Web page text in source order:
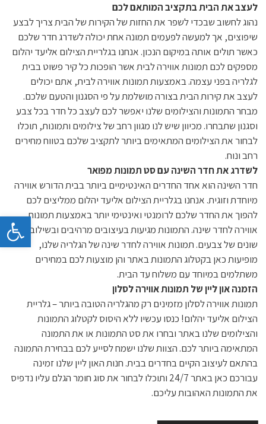
לעצב את הבית בתקציב המותאם לכם
נהוג לחשוב שבכדי לשפר את החזות של הקירות של הבית צריך לבצע
שיפוצים, אך למעשה לפעמים תמונה אחת יכולה לשדרג חדר שלכם
כאשר תולים אותה במיקום הנכון. אנחנו בגלריית הצילום אליעד יהלום
מספקים לכם תמונות אווירה לבית אשר הופכות כל קיר פשוט בבית
לגלריה בפני עצמה. באמצעות תמונות אווירה לבית, אתם יכולים
לעצב את קירות הבית בצורה מושלמת על פי הסגנון והטעם שלכם.
מבחר התמונות והצילומים שלנו יאפשר לכם לעצב כל חדר בכל צבע
וסגנון שתבחרו. מכיוון שיש לנו מגוון רחב של צילומים ותמונות, תוכלו
לבחור את הצילומים המתאימים ביותר לתקציב שלכם בטווח מחירים
רחב ונוח.
לשדרג את חדר השינה עם סט תמונות מפואר
חדר השינה הוא אחד החדרים האינטימיים ביותר בבית הדורש אווירה
מיוחדת וזוגית. אנחנו בגלריית הצילום אליעד יהלום ממליצים לכם
להפוך את החדר שלכם לרומנטי ואינטימי יותר באמצעות תמונות
אווירה לחדר שינה. התמונות מגיעות בעיצובים מרהיבים ובשילובים
שונים של צבעים. תמונות אווירה לחדר שינה של הגלריה שלנו,
מופיעות כאן בקטלוג התמונות באתר והן מוצעות לכם במחירים
משתלמים במיוחד עם משלוח עד הבית.
הזמנה און ליין של תמונות אווירה לסלון
תמונות אווירה לסלון מזמינים רק מהגלריה הטובה ביותר – גלריית
הצילום אליעד יהלום! כנסו עכשיו ללא היסוס לקטלוג התמונות
והצילומים שלנו באתר ובחרו את סט התמונות או את התמונה
המתאימה ביותר לכם. הצוות שלנו ישמח לסייע לכם בבחירת התמונה
בהתאם לעיצוב הקיים בחדרים בבית. חנות האון ליין שלנו זמינה
עבורכם כאן באתר 24/7 ותוכלו לבחור את סוג חומר הגלם עליו נדפיס
את התמונות האהובות עליכם.